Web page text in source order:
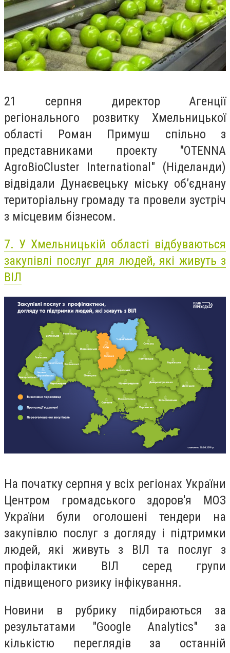
21 серпня директор Агенції
регіонального розвитку Хмельницької
області Роман Примуш спільно з
представниками проекту "OTENNA
AgroBioCluster International" (Ніделанди)
відвідали Дунаєвецьку міську об’єднану
територіальну громаду та провели зустріч
з місцевим бізнесом.
7. У Хмельницькій області відбуваються
закупівлі послуг для людей, які живуть з
ВІЛ
На початку серпня у всіх регіонах України
Центром громадського здоров'я МОЗ
України були оголошені тендери на
закупівлю послуг з догляду і підтримки
людей, які живуть з ВІЛ та послуг з
профілактики ВІЛ серед групи
підвищеного ризику інфікування.
Новини в рубрику підбираються за
результатами "Google Analytics" за
кількістю переглядів за останній